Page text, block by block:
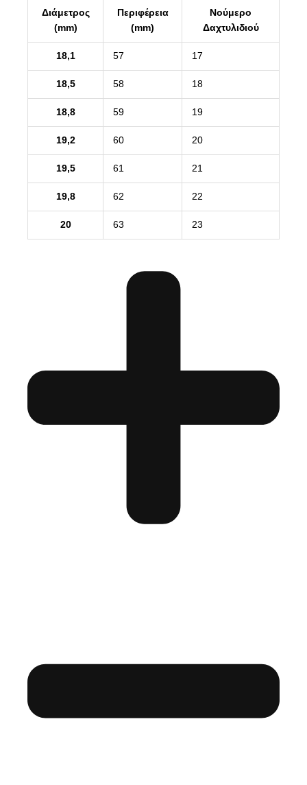
Διάμετρος
(mm)
Περιφέρεια
(mm)
Νούμερο
Δαχτυλιδιού
18,1 57 17
18,5 58 18
18,8 59 19
19,2 60 20
19,5 61 21
19,8 62 22
20 63 23